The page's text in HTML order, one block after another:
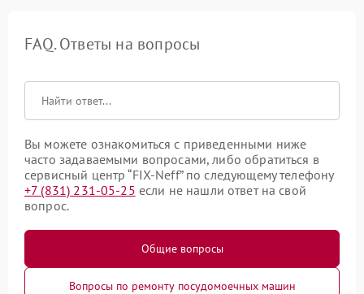
FAQ. Ответы на вопросы
Вы можете ознакомиться с приведенными ниже
часто задаваемыми вопросами, либо обратиться в
сервисный центр “FIX-Neff” по следующему телефону
+7 (831) 231-05-25 если не нашли ответ на свой
вопрос.
Общие вопросы
Вопросы по ремонту посудомоечных машин